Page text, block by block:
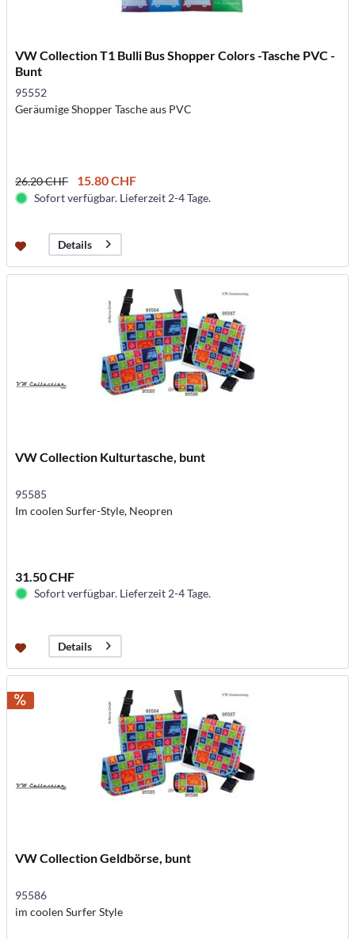
VW Collection T1 Bulli Bus Shopper Colors -Tasche PVC -
Bunt
95552
Geräumige Shopper Tasche aus PVC
26.20 CHF 15.80 CHF
Sofort verfügbar. Lieferzeit 2-4 Tage.
Details
VW Collection Kulturtasche, bunt
95585
Im coolen Surfer-Style, Neopren
31.50 CHF
Sofort verfügbar. Lieferzeit 2-4 Tage.
Details
VW Collection Geldbörse, bunt
95586
im coolen Surfer Style